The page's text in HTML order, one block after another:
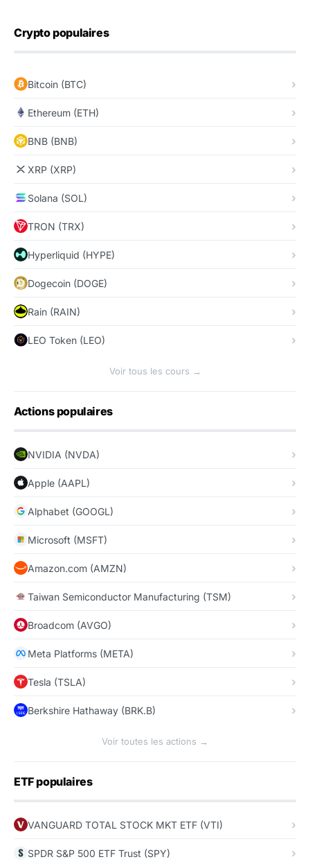
Crypto populaires
Bitcoin (BTC)
Ethereum (ETH)
BNB (BNB)
XRP (XRP)
Solana (SOL)
TRON (TRX)
Hyperliquid (HYPE)
Dogecoin (DOGE)
Rain (RAIN)
LEO Token (LEO)
Voir tous les cours →
Actions populaires
NVIDIA (NVDA)
Apple (AAPL)
Alphabet (GOOGL)
Microsoft (MSFT)
Amazon.com (AMZN)
Taiwan Semiconductor Manufacturing (TSM)
Broadcom (AVGO)
Meta Platforms (META)
Tesla (TSLA)
Berkshire Hathaway (BRK.B)
Voir toutes les actions →
ETF populaires
VANGUARD TOTAL STOCK MKT ETF (VTI)
SPDR S&P 500 ETF Trust (SPY)